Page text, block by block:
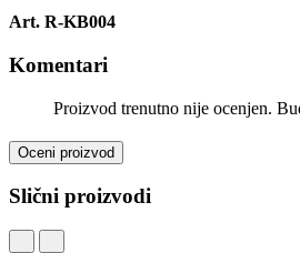
Art. R-KB004
Komentari
Proizvod trenutno nije ocenjen.
Oceni proizvod
Slični proizvodi